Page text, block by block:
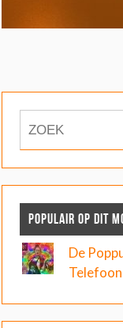
POPULAIR OP DIT
De